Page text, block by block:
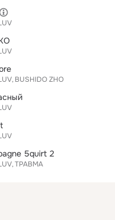
BUSHIDO ZHO
5quirt 2
ТРАВМА